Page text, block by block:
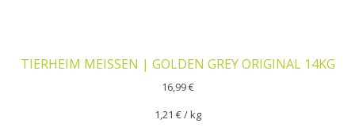
TIERHEIM MEISSEN | GOLDEN GREY ORIGINAL 14KG
16,99€
1,21 €/kg